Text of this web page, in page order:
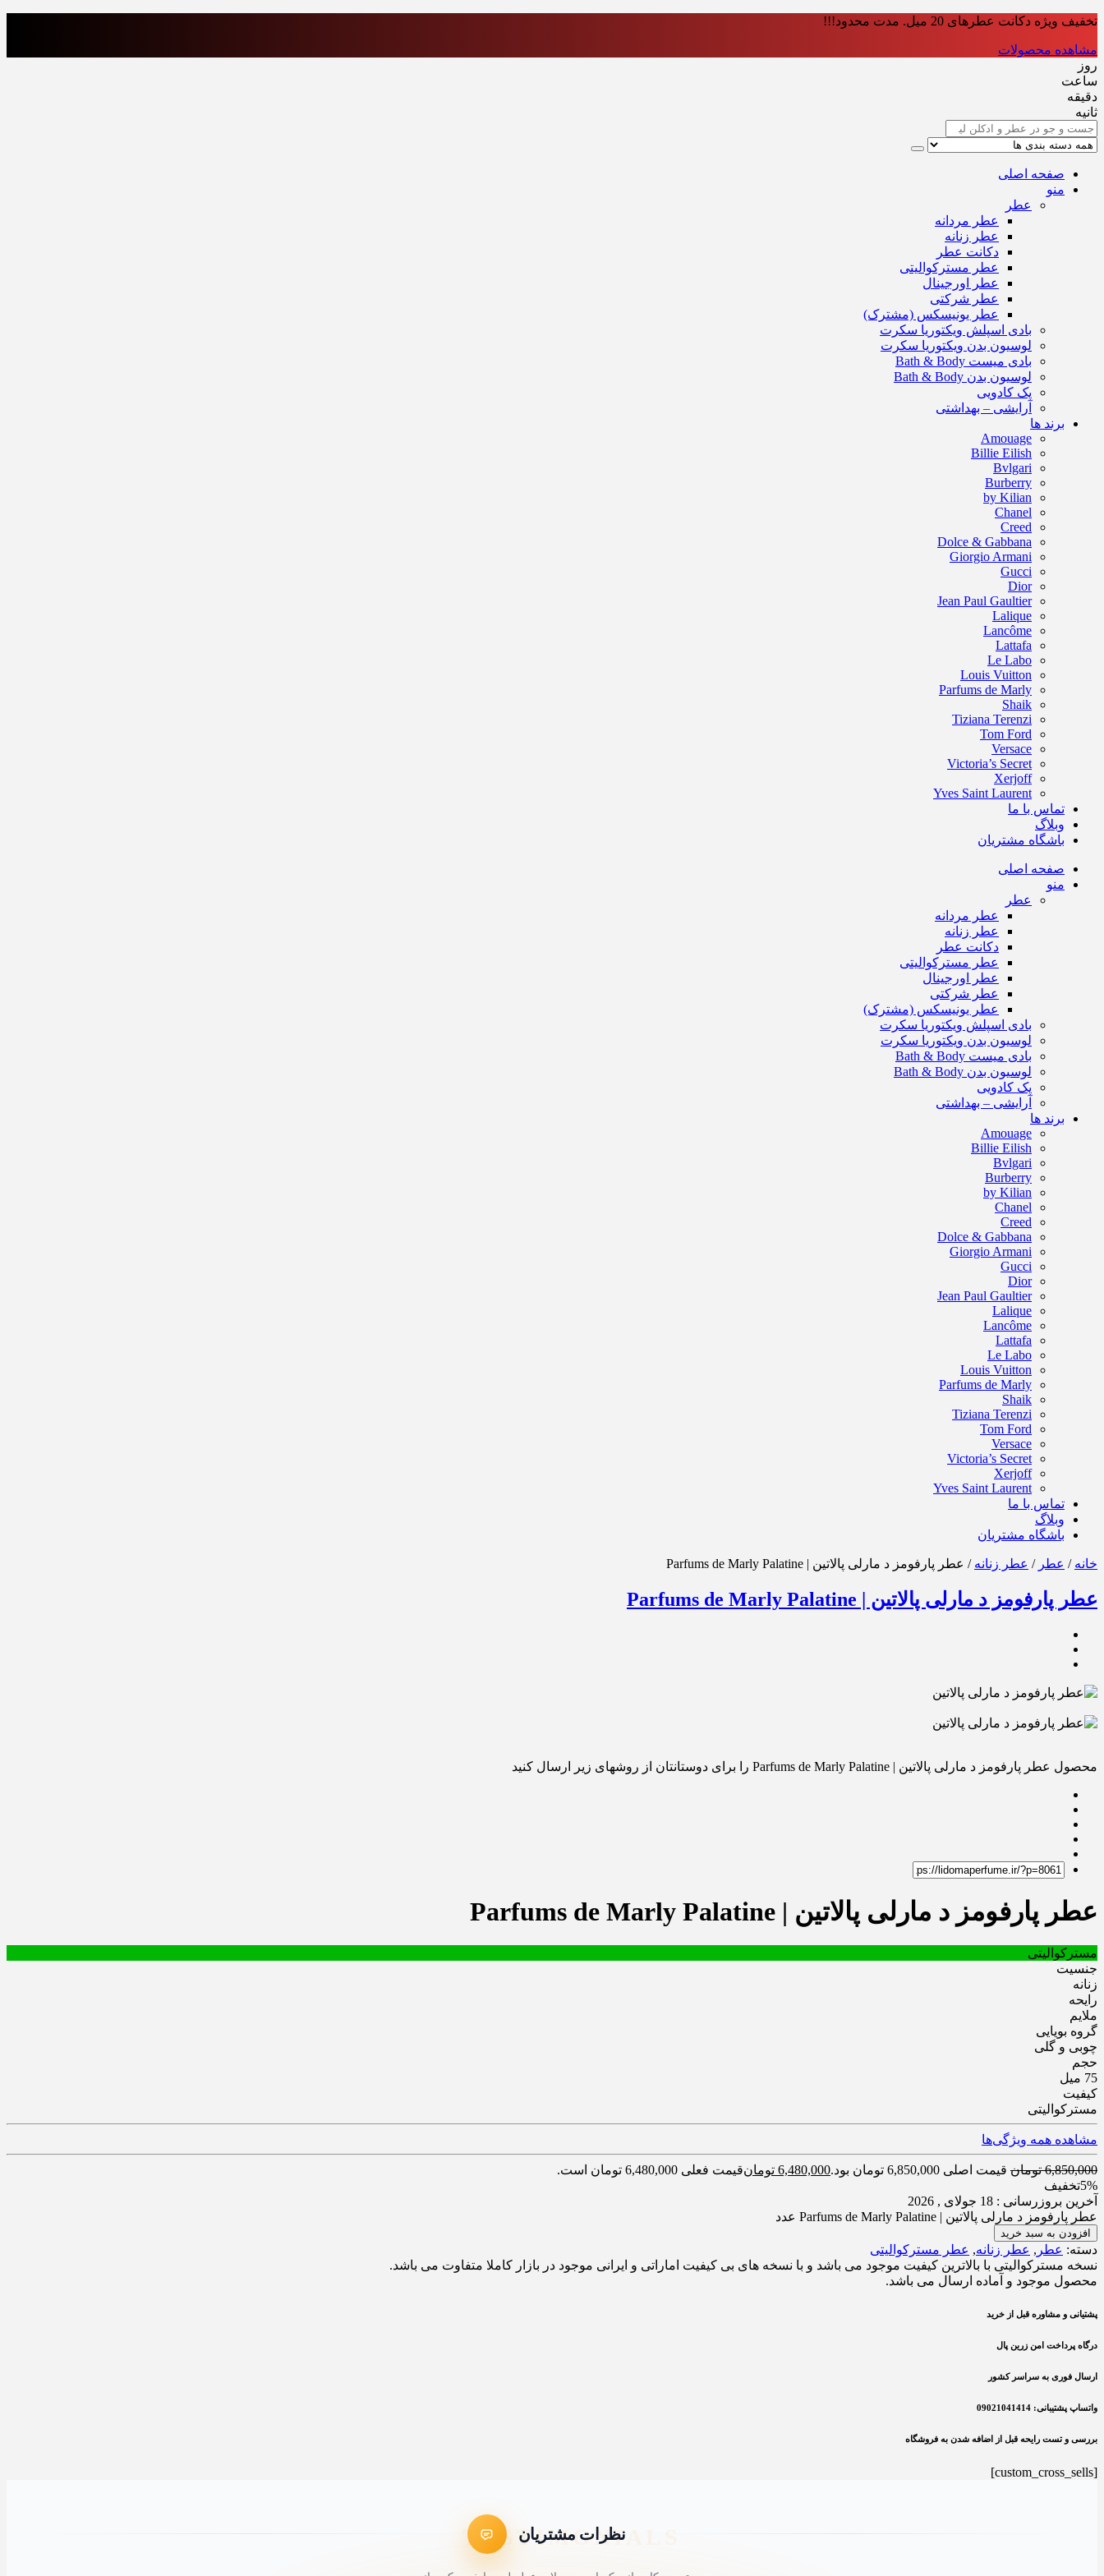
تخفیف ویژه دکانت عطرهای 20 میل. مدت محدود!!!
مشاهده محصولات
روز
ساعت‌
دقیقه
ثانیه
صفحه اصلی
منو
عطر
عطر مردانه
عطر زنانه
دکانت عطر
عطر مسترکوالیتی
عطر اورجینال
عطر شرکتی
عطر یونیسکس (مشترک)
بادی اسپلش ویکتوریا سکرت
لوسیون بدن ویکتوریا سکرت
بادی میست Bath & Body
لوسیون بدن Bath & Body
پک کادویی
آرایشی – بهداشتی
برند ها
Amouage
Billie Eilish
Bvlgari
Burberry
by Kilian
Chanel
Creed
Dolce & Gabbana
Giorgio Armani
Gucci
Dior
Jean Paul Gaultier
Lalique
Lancôme
Lattafa
Le Labo
Louis Vuitton
Parfums de Marly
Shaik
Tiziana Terenzi
Tom Ford
Versace
Victoria’s Secret
Xerjoff
Yves Saint Laurent
تماس با ما
وبلاگ
باشگاه مشتریان
صفحه اصلی
منو
عطر
عطر مردانه
عطر زنانه
دکانت عطر
عطر مسترکوالیتی
عطر اورجینال
عطر شرکتی
عطر یونیسکس (مشترک)
بادی اسپلش ویکتوریا سکرت
لوسیون بدن ویکتوریا سکرت
بادی میست Bath & Body
لوسیون بدن Bath & Body
پک کادویی
آرایشی – بهداشتی
برند ها
Amouage
Billie Eilish
Bvlgari
Burberry
by Kilian
Chanel
Creed
Dolce & Gabbana
Giorgio Armani
Gucci
Dior
Jean Paul Gaultier
Lalique
Lancôme
Lattafa
Le Labo
Louis Vuitton
Parfums de Marly
Shaik
Tiziana Terenzi
Tom Ford
Versace
Victoria’s Secret
Xerjoff
Yves Saint Laurent
تماس با ما
وبلاگ
باشگاه مشتریان
خانه / عطر / عطر زنانه / عطر پارفومز د مارلی پالاتین | Parfums de Marly Palatine
عطر پارفومز د مارلی پالاتین | Parfums de Marly Palatine
محصول عطر پارفومز د مارلی پالاتین | Parfums de Marly Palatine را برای دوستانتان از روشهای زیر ارسال کنید
عطر پارفومز د مارلی پالاتین | Parfums de Marly Palatine
مسترکوالیتی
جنسیت
زنانه
رایحه
ملایم
گروه بویایی
چوبی و گلی
حجم
75 میل
کیفیت
مسترکوالیتی
مشاهده همه ویژگی‌ها
6,850,000 تومان قیمت اصلی 6,850,000 تومان بود. 6,480,000 تومانقیمت فعلی 6,480,000 تومان است.
5%تخفیف
آخرین بروزرسانی : 18 جولای , 2026
عطر پارفومز د مارلی پالاتین | Parfums de Marly Palatine عدد
افزودن به سبد خرید
دسته: عطر , عطر زنانه, عطر مسترکوالیتی
نسخه مسترکوالیتی با بالاترین کیفیت موجود می باشد و با نسخه های بی کیفیت اماراتی و ایرانی موجود در بازار کاملا متفاوت می باشد.
محصول موجود و آماده ارسال می باشد.
پشتیانی و مشاوره قبل از خرید
درگاه پرداخت امن زرین پال
ارسال فوری به سراسر کشور
واتساپ پشتیبانی: 09021041414
بررسی و تست رایحه قبل از اضافه شدن به فروشگاه
[custom_cross_sells]
نظرات مشتریان